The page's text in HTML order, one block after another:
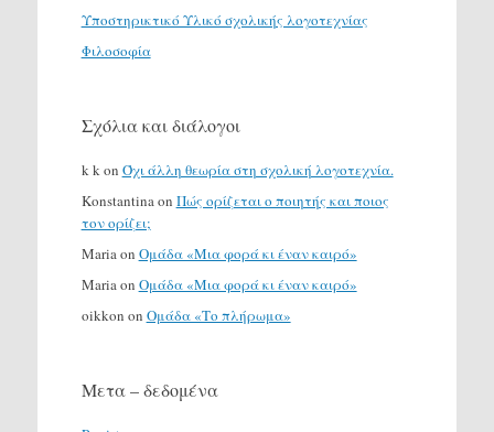
Υποστηρικτικό Υλικό σχολικής λογοτεχνίας
Φιλοσοφία
Σχόλια και διάλογοι
k k on Όχι άλλη θεωρία στη σχολική λογοτεχνία.
Konstantina on Πώς ορίζεται ο ποιητής και ποιος
τον ορίζει;
Maria on Ομάδα «Μια φορά κι έναν καιρό»
Maria on Ομάδα «Μια φορά κι έναν καιρό»
oikkon on Ομάδα «Το πλήρωμα»
Μετα – δεδομένα